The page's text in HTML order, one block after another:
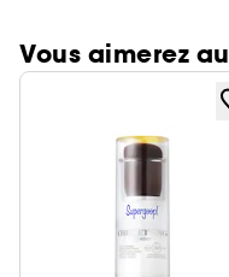
Vous aimerez